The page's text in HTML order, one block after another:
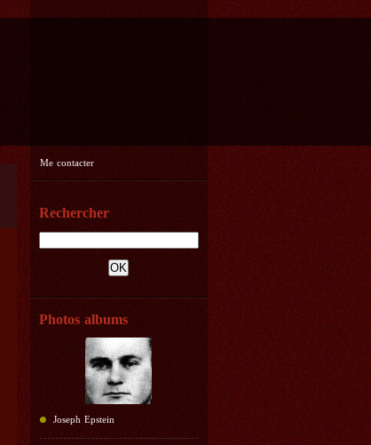
Me contacter
Rechercher
Photos albums
Joseph Epstein